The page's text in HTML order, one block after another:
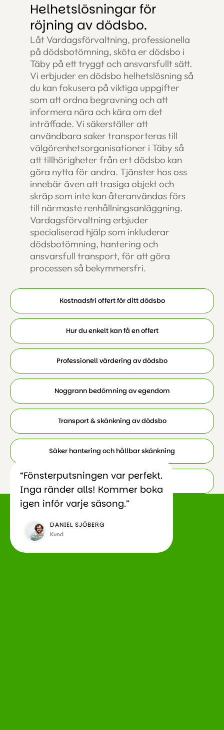
Kostnadsfri offert för ditt dödsbo
Hur du enkelt kan få en offert
Professionell värdering av dödsbo
Noggrann bedömning av egendom
Transport & skänkning av dödsbo
Säker hantering och hållbar skänkning
Röjning och tömning av dödsbo
Helhetslösningar för
röjning av dödsbo.
Låt Vardagsförvaltning, professionella
på dödsbotömning, sköta er dödsbo i
Täby på ett tryggt och ansvarsfullt sätt.
Vi erbjuder en dödsbo helhetslösning så
du kan fokusera på viktiga uppgifter
som att ordna begravning och att
informera nära och kära om det
inträffade. Vi säkerställer att
användbara saker transporteras till
välgörenhetsorganisationer i Täby så
att tillhörigheter från ert dödsbo kan
göra nytta för andra. Tjänster hos oss
innebär även att trasiga objekt och
skräp som inte kan återanvändas förs
till närmaste renhållningsanläggning.
Vardagsförvaltning erbjuder
specialiserad hjälp som inkluderar
dödsbotömning, hantering och
ansvarsfull transport, för att göra
processen så bekymmersfri.
“Fönsterputsningen var perfekt.
Inga ränder alls! Kommer boka
igen inför varje säsong.”
DANIEL SJÖBERG
Kund